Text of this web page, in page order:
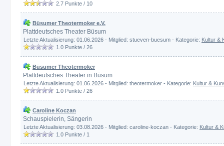
2.7 Punkte / 10
Büsumer Theotermoker e.V.
Plattdeutsches Theater Büsum
Letzte Aktualisierung: 01.06.2026 - Mitglied: stueven-buesum - Kategorie: Kultur &
1.0 Punkte / 26
Büsumer Theotermoker
Plattdeutsches Theater in Büsum
Letzte Aktualisierung: 01.06.2026 - Mitglied: theotermoker - Kategorie: Kultur &
1.0 Punkte / 26
Caroline Koczan
Schauspielerin, Sängerin
Letzte Aktualisierung: 03.08.2026 - Mitglied: caroline-koczan - Kategorie: Kultur &
1.0 Punkte / 1